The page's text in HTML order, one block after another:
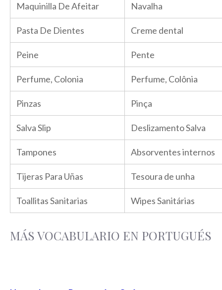
Maquinilla De Afeitar Navalha
Pasta De Dientes Creme dental
Peine Pente
Perfume, Colonia Perfume, Colônia
Pinzas Pinça
Salva Slip Deslizamento Salva
Tampones Absorventes internos
Tijeras Para Uñas Tesoura de unha
Toallitas Sanitarias Wipes Sanitárias
MÁS VOCABULARIO EN PORTUGUÉS